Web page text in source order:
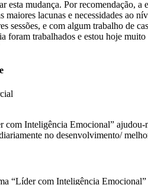
esta mudança. Por recomendação,
maiores lacunas e necessidades ao
sessões, e com algum trabalho de
foram trabalhados e estou hoje
com Inteligência Emocional” ajudou-
no desenvolvimento/
“Líder com Inteligência Emocional”